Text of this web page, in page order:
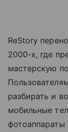
ReStory
2000-х, где
мастерскую
разбирать и
мобильные
фотоаппараты